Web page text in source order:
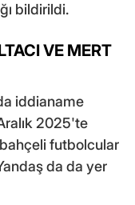
bildirildi.
VE MERT
iddianame
2025'te
futbolcular
da da yer